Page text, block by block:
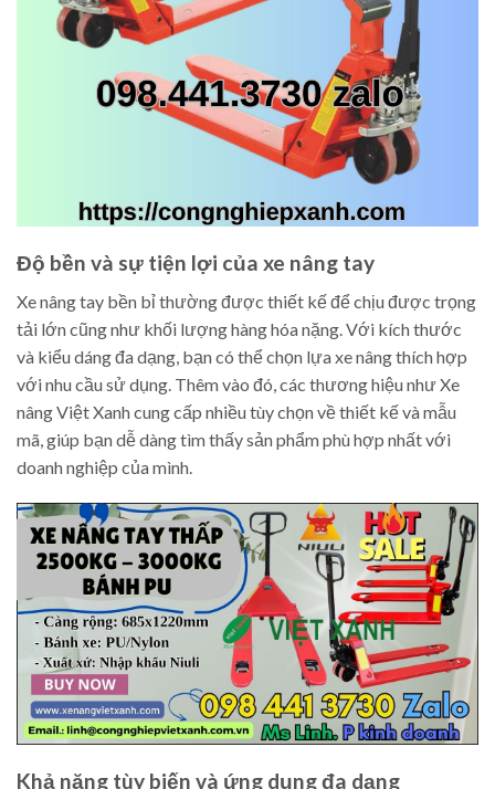
Độ bền và sự tiện lợi của xe nâng tay
Xe nâng tay bền bỉ thường được thiết kế để chịu được trọng
tải lớn cũng như khối lượng hàng hóa nặng. Với kích thước
và kiểu dáng đa dạng, bạn có thể chọn lựa xe nâng thích hợp
với nhu cầu sử dụng. Thêm vào đó, các thương hiệu như Xe
nâng Việt Xanh cung cấp nhiều tùy chọn về thiết kế và mẫu
mã, giúp bạn dễ dàng tìm thấy sản phẩm phù hợp nhất với
doanh nghiệp của mình.
Khả năng tùy biến và ứng dụng đa dạng